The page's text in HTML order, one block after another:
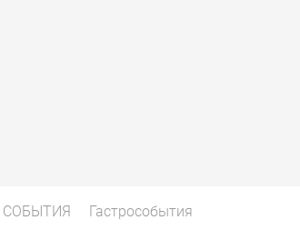
СОБЫТИЯ Гастрособытия